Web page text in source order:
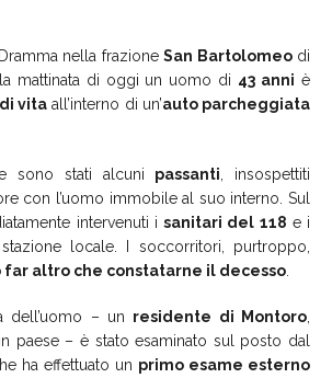
Dramma nella frazione San Bartolomeodi
mattinata di oggi un uomo di 43 anni è
vita all’interno di un’auto parcheggiata
sono stati alcuni passanti, insospettiti
con l’uomo immobile al suo interno. Sul
intervenuti isanitari del 118 e i
locale. I soccorritori, purtroppo,
far altro che constatarne il decesso.
dell’uomo – un residente di Montoro,
paese – è stato esaminato sul posto dal
ha effettuato un primo esame esterno